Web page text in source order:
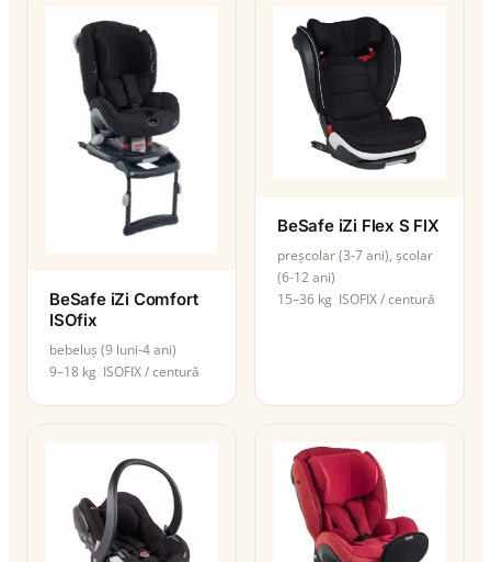
BeSafe iZi Comfort
ISOfix
bebeluș (9 luni-4 ani)
9–18 kg ISOFIX / centură
BeSafe iZi Flex S FIX
preșcolar (3-7 ani), școlar
(6-12 ani)
15–36 kg ISOFIX / centură